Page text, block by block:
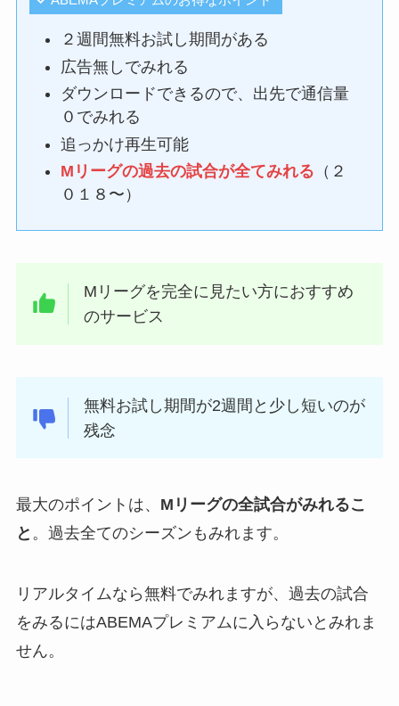
２週間無料お試し期間がある
広告無しでみれる
ダウンロードできるので、出先で通信量
０でみれる
追っかけ再生可能
Mリーグの過去の試合が全てみれる （２
０１８〜）
Mリーグを完全に見たい方におすすめ
のサービス
無料お試し期間が2週間と少し短いのが
残念
最大のポイントは、 Mリーグの全試合がみれるこ
と 。過去全てのシーズンもみれます。
リアルタイムなら無料でみれますが、過去の試合
をみるにはABEMAプレミアムに入らないとみれま
せん。